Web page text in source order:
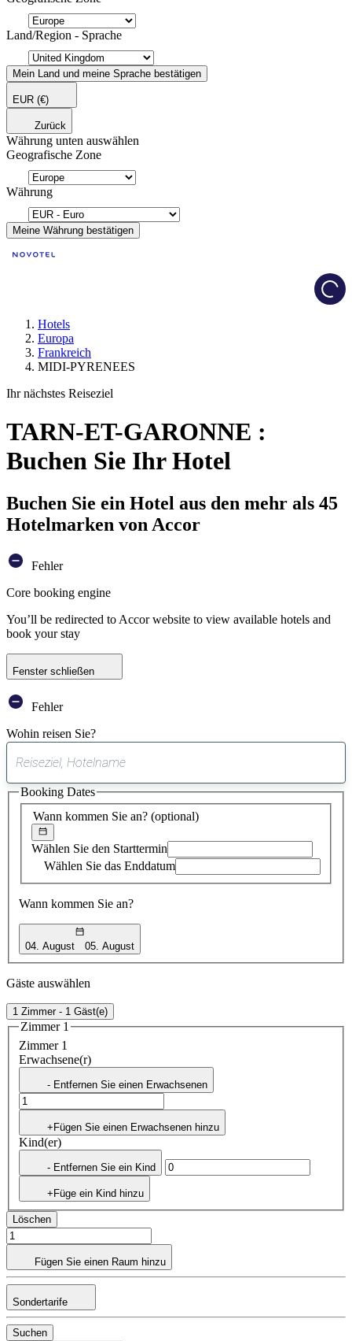
Land/Region - Sprache
Mein Land und meine Sprache bestätigen
EUR (€)
Zurück
Währung unten auswählen
Geografische Zone
Währung
Meine Währung bestätigen
Hotels
Europa
Frankreich
MIDI-PYRENEES
Ihr nächstes Reiseziel
TARN-ET-GARONNE :
Buchen Sie Ihr Hotel
Buchen Sie ein Hotel aus den mehr als 45
Hotelmarken von Accor
Fehler
Core booking engine
You’ll be redirected to Accor website to view available hotels and
book your stay
Fenster schließen
Fehler
Wohin reisen Sie?
gefundener
Vorschlag
Wann kommen Sie an? (optional)
Wählen Sie den Starttermin
Wählen Sie das Enddatum
Wann kommen Sie an?
04. August 05. August
Booking Dates
Gäste auswählen
1 Zimmer - 1 Gäst(e)
Zimmer 1
Zimmer 1
Erwachsene(r)
- Entfernen Sie einen Erwachsenen
+Fügen Sie einen Erwachsenen hinzu
Kind(er)
- Entfernen Sie ein Kind
+Füge ein Kind hinzu
Löschen
Fügen Sie einen Raum hinzu
Sondertarife
Suchen